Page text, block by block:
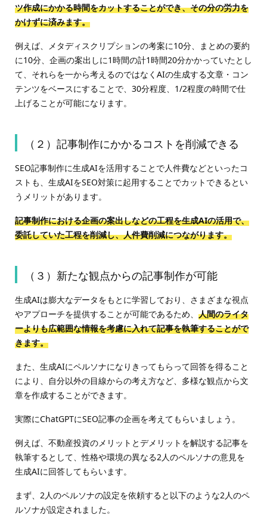
ツ作成にかかる時間をカットすることができ、その分の労力を
かけずに済みます。
例えば、メタディスクリプションの考案に10分、まとめの要約
に10分、企画の案出しに1時間の計1時間20分かかっていたとし
て、それらを一から考えるのではなくAIの生成する文章・コン
テンツをベースにすることで、30分程度、1/2程度の時間で仕
上げることが可能になります。
（２）記事制作にかかるコストを削減できる
SEO記事制作に生成AIを活用することで人件費などといったコ
ストも、生成AIをSEO対策に起用することでカットできるとい
うメリットがあります。
記事制作における企画の案出しなどの工程を生成AIの活用で、
委託していた工程を削減し、人件費削減につながります。
（３）新たな観点からの記事制作が可能
生成AIは膨大なデータをもとに学習しており、さまざまな視点
やアプローチを提供することが可能であるため、 人間のライタ
ーよりも広範囲な情報を考慮に入れて記事を執筆することがで
きます。
また、生成AIにペルソナになりきってもらって回答を得ること
により、自分以外の目線からの考え方など、多様な観点から文
章を作成することができます。
実際にChatGPTにSEO記事の企画を考えてもらいましょう。
例えば、不動産投資のメリットとデメリットを解説する記事を
執筆するとして、性格や環境の異なる2人のペルソナの意見を
生成AIに回答してもらいます。
まず、2人のペルソナの設定を依頼すると以下のような2人のペ
ルソナが設定されました。